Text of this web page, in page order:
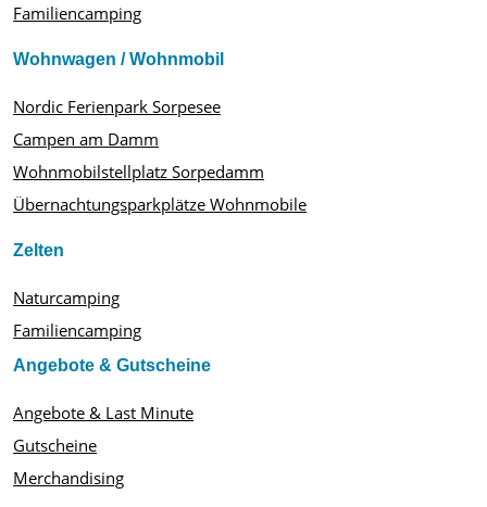
Familiencamping
Wohnwagen / Wohnmobil
Nordic Ferienpark Sorpesee
Campen am Damm
Wohnmobilstellplatz Sorpedamm
Übernachtungsparkplätze Wohnmobile
Zelten
Naturcamping
Familiencamping
Angebote & Gutscheine
Angebote & Last Minute
Gutscheine
Merchandising